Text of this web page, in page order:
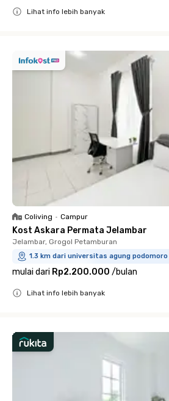
Lihat info lebih banyak
Coliving • Campur
Kost Askara Permata Jelambar
Jelambar, Grogol Petamburan
1.3 km dari universitas agung podomoro
mulai dari Rp2.200.000 /bulan
Lihat info lebih banyak